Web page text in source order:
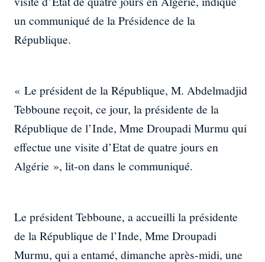
un communiqué de la Présidence de la
République.
« Le président de la République, M. Abdelmadjid
Tebboune reçoit, ce jour, la présidente de la
République de l’Inde, Mme Droupadi Murmu qui
effectue une visite d’Etat de quatre jours en
Algérie », lit-on dans le communiqué.
Le président Tebboune, a accueilli la présidente
de la République de l’Inde, Mme Droupadi
Murmu, qui a entamé, dimanche après-midi, une